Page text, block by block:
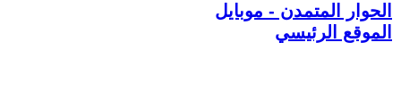
الحوار المتمدن - موبايل
الموقع الرئيسي